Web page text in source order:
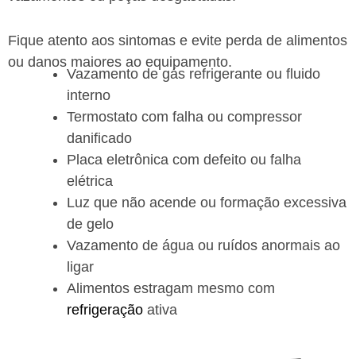
Fique atento aos sintomas e evite perda de alimentos
ou danos maiores ao equipamento.
Vazamento de gás refrigerante ou fluido
interno
Termostato com falha ou compressor
danificado
Placa eletrônica com defeito ou falha
elétrica
Luz que não acende ou formação excessiva
de gelo
Vazamento de água ou ruídos anormais ao
ligar
Alimentos estragam mesmo com
refrigeração ativa